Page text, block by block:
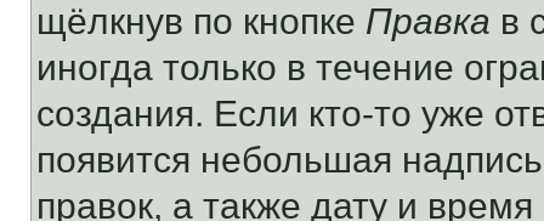
щёлкнув по кнопке Правка в
иногда только в течение
создания. Если кто-то уже
появится небольшая
правок, а также дату и